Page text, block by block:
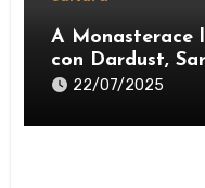
A Monasterace
con Dardust,
22/07/2025